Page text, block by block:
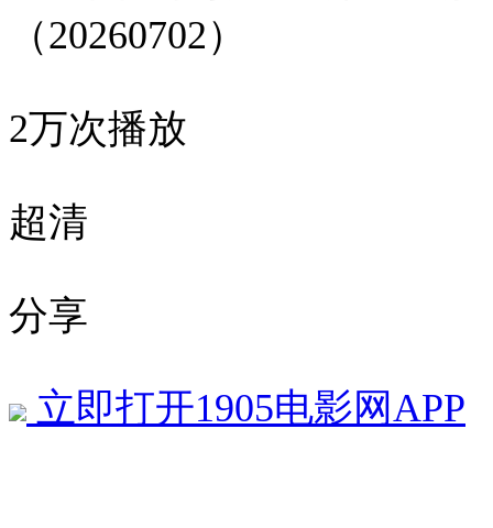
（20260702）
2万次播放
超清
分享
立即打开1905电影网APP